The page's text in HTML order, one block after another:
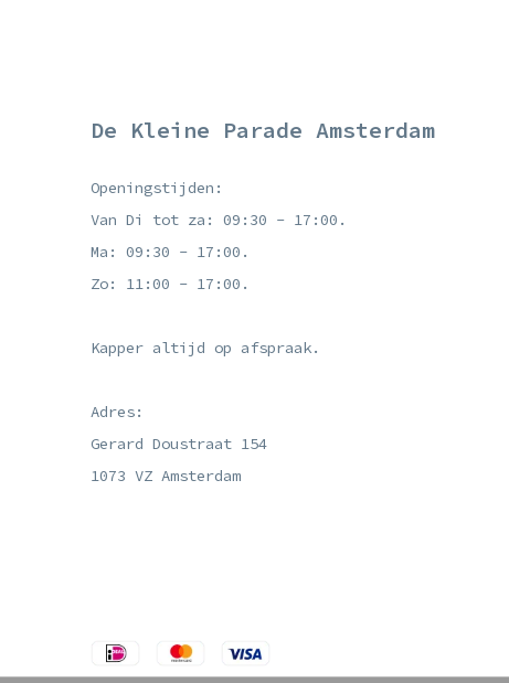
De Kleine Parade Amsterdam
Openingstijden:
Van Di tot za: 09:30 - 17:00.
Ma: 09:30 - 17:00.
Zo: 11:00 - 17:00.
Kapper altijd op afspraak.
Adres:
Gerard Doustraat 154
1073 VZ Amsterdam